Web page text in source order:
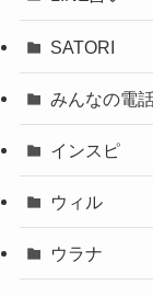
SATORI
みんなの電
インスピ
ウィル
ウラナ